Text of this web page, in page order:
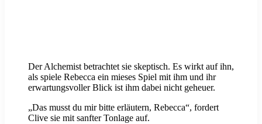
Der Alchemist betrachtet sie skeptisch. Es wirkt auf ihn,
als spiele Rebecca ein mieses Spiel mit ihm und ihr
erwartungsvoller Blick ist ihm dabei nicht geheuer.
„Das musst du mir bitte erläutern, Rebecca“, fordert
Clive sie mit sanfter Tonlage auf.